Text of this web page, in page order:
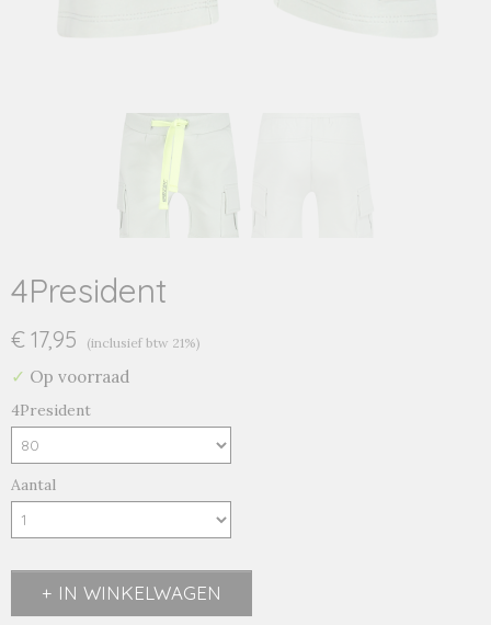
4President
€ 17,95 (inclusief btw 21%)
✓ Op voorraad
4President
Aantal
IN WINKELWAGEN